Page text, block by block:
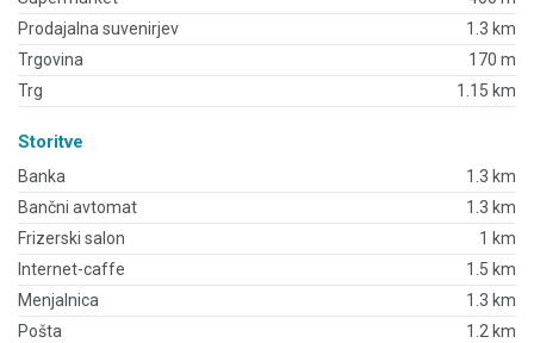
Prodajalna suvenirjev
1.3 km
Trgovina
170 m
Trg
1.15 km
Storitve
Banka
1.3 km
Bančni avtomat
1.3 km
Frizerski salon
1 km
Internet-caffe
1.5 km
Menjalnica
1.3 km
Pošta
1.2 km